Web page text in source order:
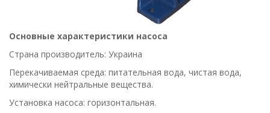
Основные характеристики насоса
Страна производитель: Украина
Перекачиваемая среда: питательная вода, чистая вода,
химически нейтральные вещества.
Установка насоса: горизонтальная.